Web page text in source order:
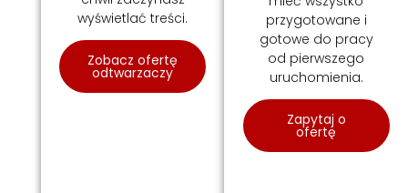
wyświetlać treści.
Zobacz ofertę
odtwarzaczy
przygotowane i
gotowe do pracy
od pierwszego
uruchomienia.
Zapytaj o
ofertę